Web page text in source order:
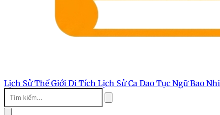
Lịch Sử Thế Giới Di Tích Lịch SửCa Dao Tục NgữBao